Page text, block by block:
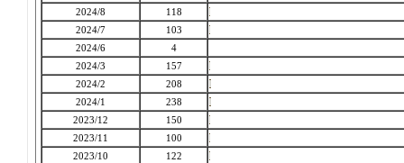
2024/8
118
2024/7
103
2024/6
4
2024/3
157
2024/2
208
2024/1
238
2023/12
150
2023/11
100
2023/10
122